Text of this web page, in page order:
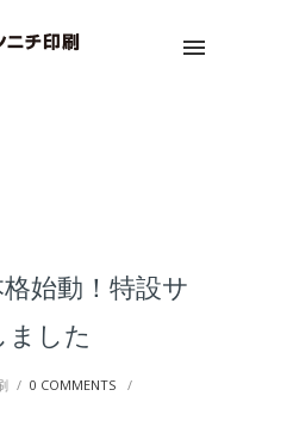
始動！特設サ
ました
/ 0 COMMENTS
/